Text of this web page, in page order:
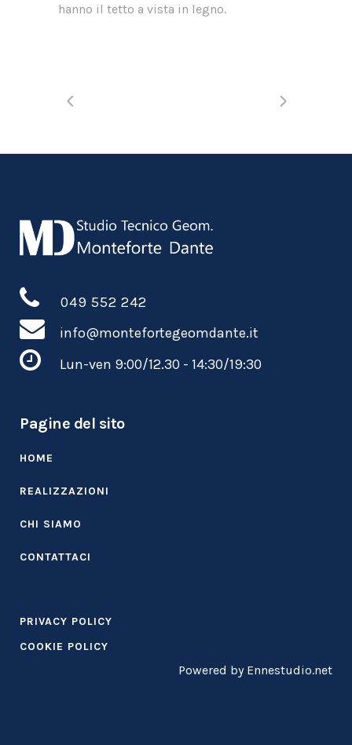
hanno il tetto a vista in legno.
049 552 242
info@montefortegeomdante.it
Lun-ven 9:00/12.30 - 14:30/19:30
Pagine del sito
HOME
REALIZZAZIONI
CHI SIAMO
CONTATTACI
PRIVACY POLICY
COOKIE POLICY
Powered by Ennestudio.net